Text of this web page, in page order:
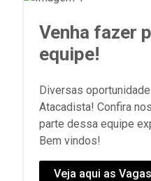
Venha fazer
equipe!
Diversas
Atacadista! Confira
parte dessa equipe
Bem vindos!
Veja aqui as